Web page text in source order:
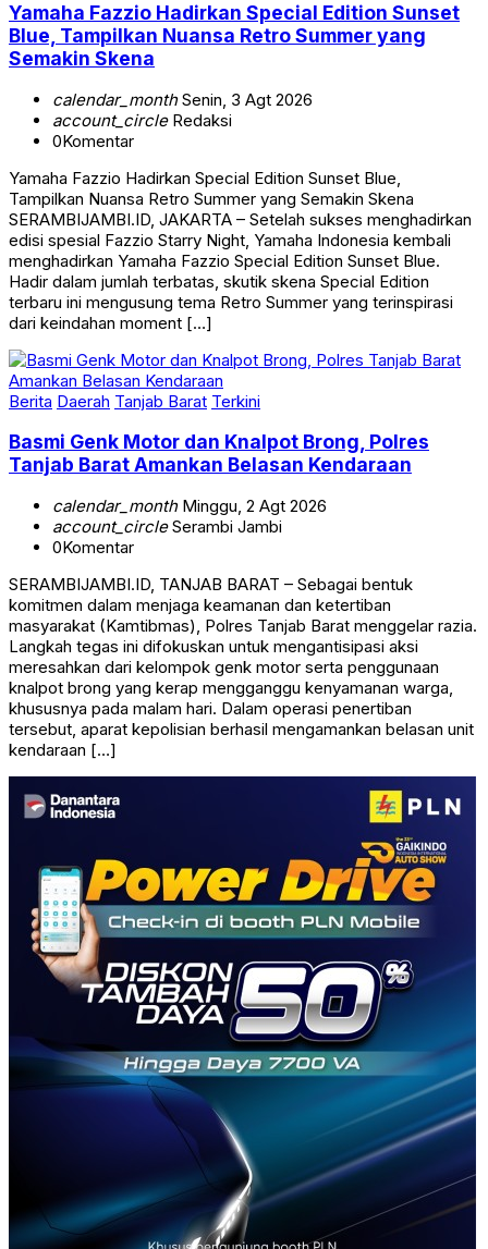
Yamaha Fazzio Hadirkan Special Edition Sunset
Blue, Tampilkan Nuansa Retro Summer yang
Semakin Skena
calendar_monthSenin, 3 Agt 2026
account_circleRedaksi
0Komentar
Yamaha Fazzio Hadirkan Special Edition Sunset Blue,
Tampilkan Nuansa Retro Summer yang Semakin Skena
SERAMBIJAMBI.ID, JAKARTA – Setelah sukses menghadirkan
edisi spesial Fazzio Starry Night, Yamaha Indonesia kembali
menghadirkan Yamaha Fazzio Special Edition Sunset Blue.
Hadir dalam jumlah terbatas, skutik skena Special Edition
terbaru ini mengusung tema Retro Summer yang terinspirasi
dari keindahan moment […]
Berita Daerah Tanjab Barat Terkini
Basmi Genk Motor dan Knalpot Brong, Polres
Tanjab Barat Amankan Belasan Kendaraan
calendar_monthMinggu, 2 Agt 2026
account_circleSerambi Jambi
0Komentar
SERAMBIJAMBI.ID, TANJAB BARAT – Sebagai bentuk
komitmen dalam menjaga keamanan dan ketertiban
masyarakat (Kamtibmas), Polres Tanjab Barat menggelar razia.
Langkah tegas ini difokuskan untuk mengantisipasi aksi
meresahkan dari kelompok genk motor serta penggunaan
knalpot brong yang kerap mengganggu kenyamanan warga,
khususnya pada malam hari. Dalam operasi penertiban
tersebut, aparat kepolisian berhasil mengamankan belasan unit
kendaraan […]